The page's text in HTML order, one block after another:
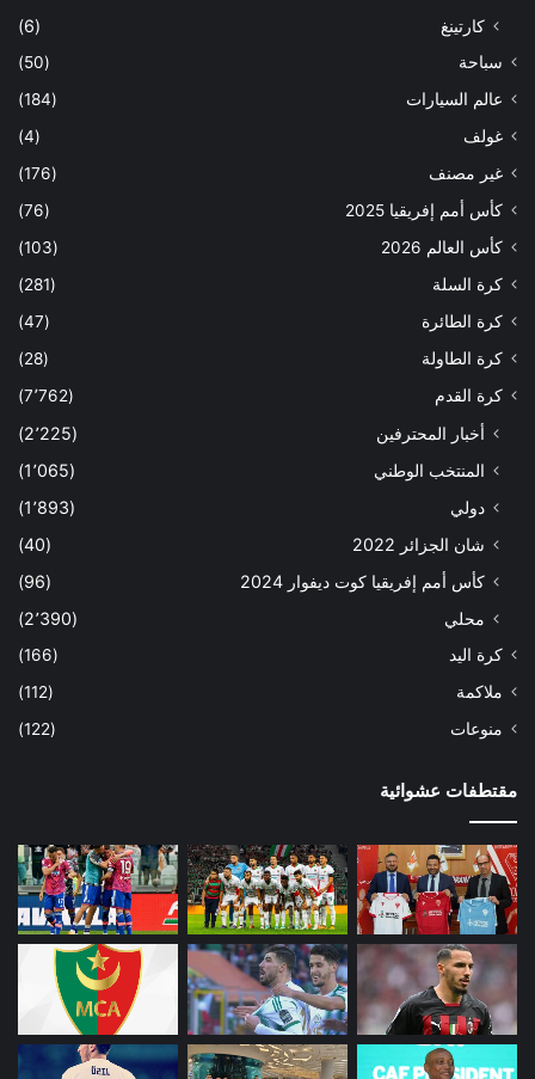
كارتينغ
(6)
سباحة
(50)
عالم السيارات
(184)
غولف
(4)
غير مصنف
(176)
كأس أمم إفريقيا 2025
(76)
كأس العالم 2026
(103)
كرة السلة
(281)
كرة الطائرة
(47)
كرة الطاولة
(28)
كرة القدم
(7٬762)
أخبار المحترفين
(2٬225)
المنتخب الوطني
(1٬065)
دولي
(1٬893)
شان الجزائر 2022
(40)
كأس أمم إفريقيا كوت ديفوار 2024
(96)
محلي
(2٬390)
كرة اليد
(166)
ملاكمة
(112)
منوعات
(122)
مقتطفات عشوائية